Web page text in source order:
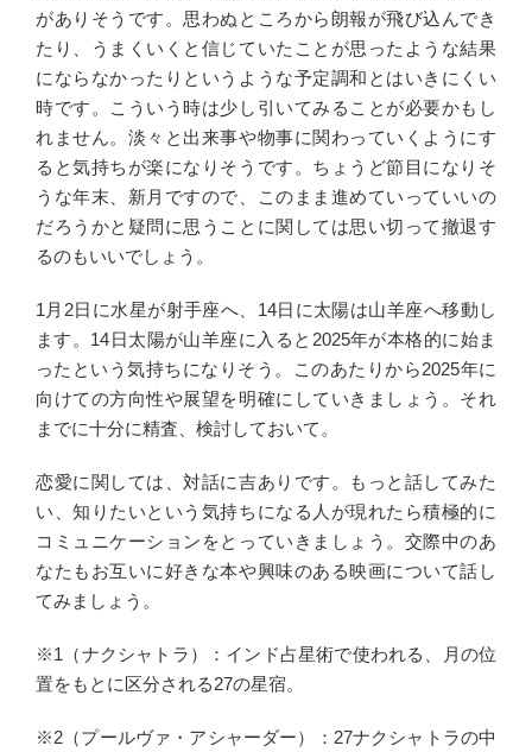
がありそうです。思わぬところから朗報が飛び込んでき
たり、うまくいくと信じていたことが思ったような結果
にならなかったりというような予定調和とはいきにくい
時です。こういう時は少し引いてみることが必要かもし
れません。淡々と出来事や物事に関わっていくようにす
ると気持ちが楽になりそうです。ちょうど節目になりそ
うな年末、新月ですので、このまま進めていっていいの
だろうかと疑問に思うことに関しては思い切って撤退す
るのもいいでしょう。
1月2日に水星が射手座へ、14日に太陽は山羊座へ移動し
ます。14日太陽が山羊座に入ると2025年が本格的に始ま
ったという気持ちになりそう。このあたりから2025年に
向けての方向性や展望を明確にしていきましょう。それ
までに十分に精査、検討しておいて。
恋愛に関しては、対話に吉ありです。もっと話してみた
い、知りたいという気持ちになる人が現れたら積極的に
コミュニケーションをとっていきましょう。交際中のあ
なたもお互いに好きな本や興味のある映画について話し
てみましょう。
※1（ナクシャトラ）：インド占星術で使われる、月の位
置をもとに区分される27の星宿。
※2（プールヴァ・アシャーダー）：27ナクシャトラの中